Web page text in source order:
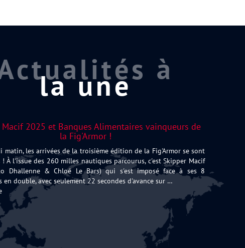
à
la une
2025 et Banques Alimentaires vainqueurs de
la Fig'Armor !
matin, les arrivées de la troisième édition de la Fig'Armor se sont
! À l'issue des 260 milles nautiques parcourus, c'est Skipper Macif
Dhallenne & Chloé Le Bars) qui s'est imposé face à ses 8
en double, avec seulement 22 secondes d'avance sur …